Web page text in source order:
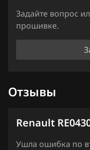
Hawtai
Honda
Hongqi
Hummer
Hyundai
Задайте вопрос
прошивке.
Отзывы
Renault
Ушла ошибка по